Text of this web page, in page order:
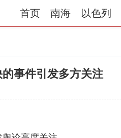
首页 南海 以色列
事件引发多方关注